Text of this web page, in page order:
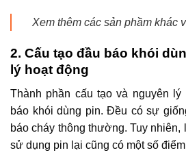
Xem thêm các sản phầm khác
2. Cấu tạo đầu báo khói
lý hoạt động
Thành phần cấu tạo và nguyên lý
báo khói dùng pin. Đều có sự
báo cháy thông thường. Tuy nhiên,
sử dụng pin lại cũng có một số